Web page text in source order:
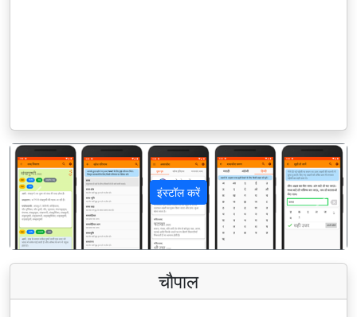
इंस्टॉल करें
पिछला अगला
चौपाल